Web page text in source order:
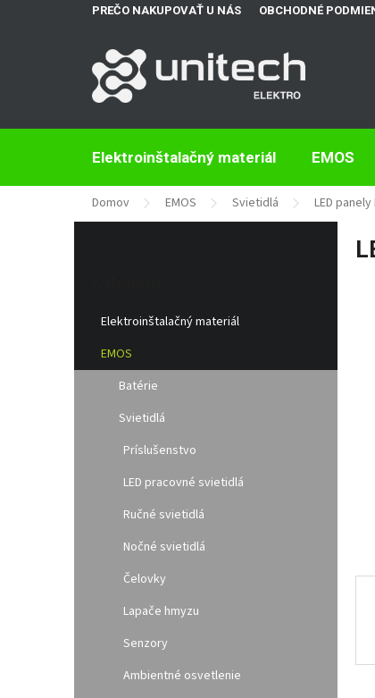
PREČO NAKUPOVAŤ U NÁS OBCHODNÉ
Elektroinštalačný materiál EMOS
Domov EMOS Svietidlá LED panely
n
Elektroinštalačný materiál
EMOS
Batérie
Svietidlá
Príslušenstvo
LED pracovné svietidlá
Ručné svietidlá
Nočné svietidlá
Čelovky
Lapače hmyzu
Senzory
Ambientné osvetlenie